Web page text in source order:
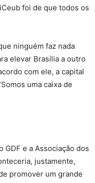
foi de que todos os
ninguém faz nada
elevar Brasília a outro
com ele, a capital
uma caixa de
e a Associação dos
justamente,
promover um grande